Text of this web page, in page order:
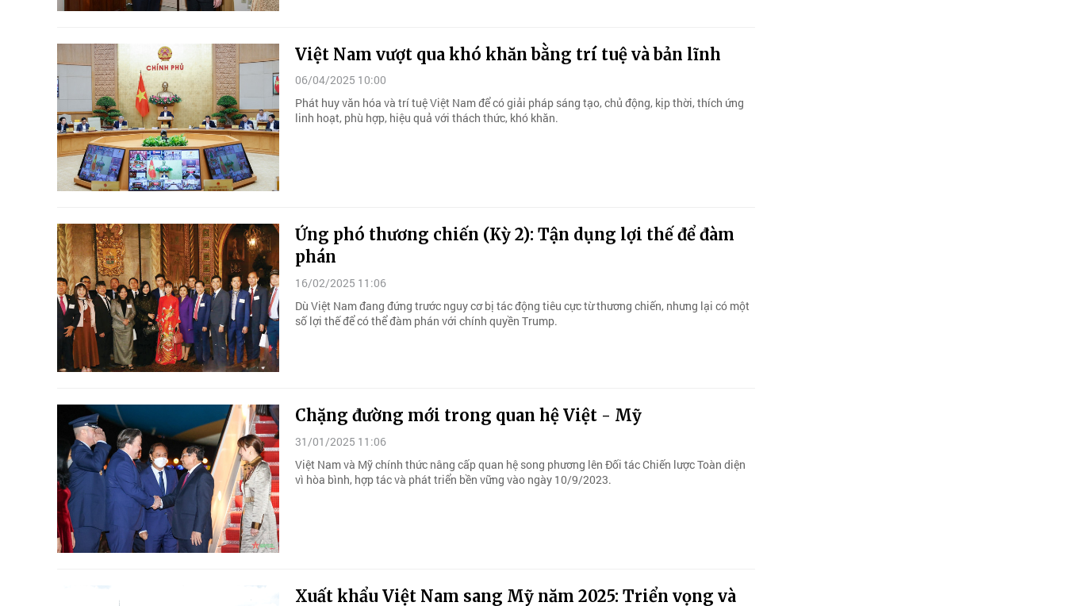
Việt Nam vượt qua khó khăn bằng trí tuệ và bản lĩnh
06/04/2025 10:00
Phát huy văn hóa và trí tuệ Việt Nam để có giải pháp sáng tạo, chủ động, kịp thời, thích ứng
linh hoạt, phù hợp, hiệu quả với thách thức, khó khăn.
Ứng phó thương chiến (Kỳ 2): Tận dụng lợi thế để đàm
phán
16/02/2025 11:06
Dù Việt Nam đang đứng trước nguy cơ bị tác động tiêu cực từ thương chiến, nhưng lại có một
số lợi thế để có thể đàm phán với chính quyền Trump.
Chặng đường mới trong quan hệ Việt - Mỹ
31/01/2025 11:06
Việt Nam và Mỹ chính thức nâng cấp quan hệ song phương lên Đối tác Chiến lược Toàn diện
vì hòa bình, hợp tác và phát triển bền vững vào ngày 10/9/2023.
Xuất khẩu Việt Nam sang Mỹ năm 2025: Triển vọng và